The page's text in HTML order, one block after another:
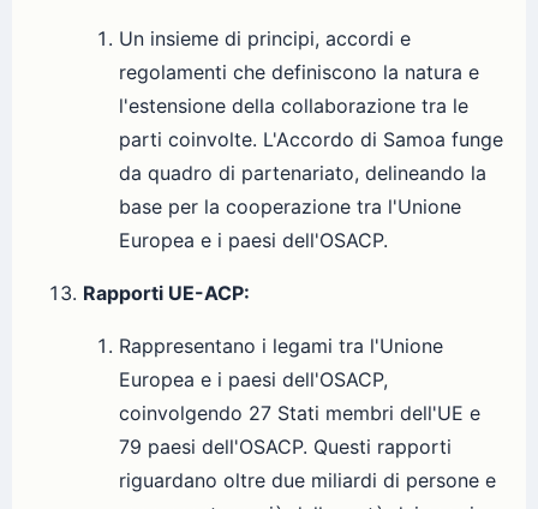
Un insieme di principi, accordi e
regolamenti che definiscono la natura e
l'estensione della collaborazione tra le
parti coinvolte. L'Accordo di Samoa funge
da quadro di partenariato, delineando la
base per la cooperazione tra l'Unione
Europea e i paesi dell'OSACP.
Rapporti UE-ACP:
Rappresentano i legami tra l'Unione
Europea e i paesi dell'OSACP,
coinvolgendo 27 Stati membri dell'UE e
79 paesi dell'OSACP. Questi rapporti
riguardano oltre due miliardi di persone e